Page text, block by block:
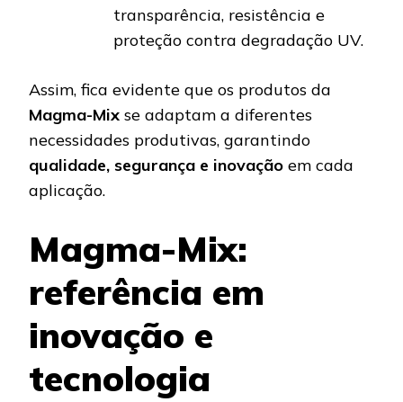
transparência, resistência e
proteção contra degradação UV.
Assim, fica evidente que os produtos da
Magma-Mix se adaptam a diferentes
necessidades produtivas, garantindo
qualidade, segurança e inovação em cada
aplicação.
Magma-Mix:
referência em
inovação e
tecnologia